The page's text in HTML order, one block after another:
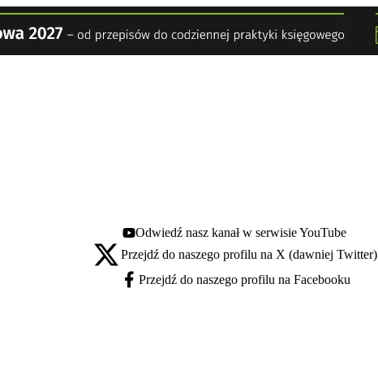
Youtube - otwiera się w nowej karcie
Odwiedź nasz kanał w serwisie YouTube
X - otwiera się w nowej karcie
Przejdź do naszego profilu na X (dawniej Twitter)
Facebook - otwiera się w nowej karcie
Przejdź do naszego profilu na Facebooku